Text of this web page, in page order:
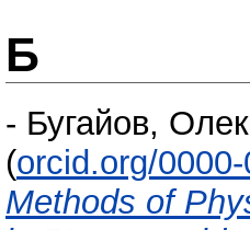
Б
- Бугайов,
(orcid.org/
Methods of